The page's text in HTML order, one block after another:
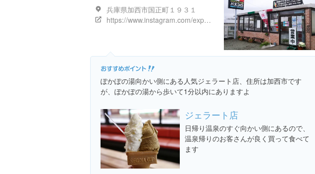
兵庫県加西市国正町１９３１
https://www.instagram.com/explore/locations/402950207
ぽかぽの湯向かい側にある人気ジェラート店、住所は加西市です
が、ぽかぽの湯から歩いて1分以内にありますよ
ジェラート店
日帰り温泉のすぐ向かい側にあるので、
温泉帰りのお客さんが良く買って食べて
ます